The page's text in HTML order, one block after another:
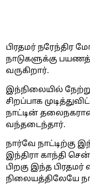
பிரதமர் நரேந்திர
நாடுகளுக்கு
வருகிறார்.
இந்நிலையில்
சிறப்பாக
நாட்டின்
வந்தடைந்தார்.
நார்வே நாட்டிற்கு
இந்திரா காந்தி
பிறகு இந்த
நிலையத்திலேயே